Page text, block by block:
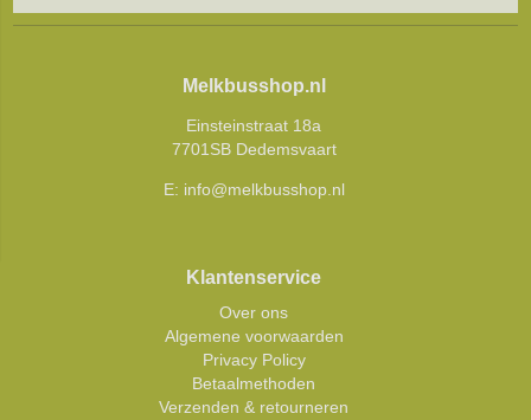
Melkbusshop.nl
Einsteinstraat 18a
7701SB Dedemsvaart
E: info@melkbusshop.nl
Klantenservice
Over ons
Algemene voorwaarden
Privacy Policy
Betaalmethoden
Verzenden & retourneren